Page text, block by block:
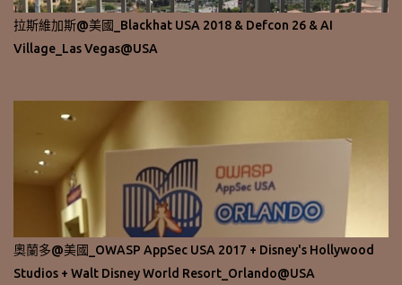
拉斯維加斯@美國_Blackhat USA 2018 & Defcon 26 & AI
Village_Las Vegas@USA
奧蘭多@美國_OWASP AppSec USA 2017 + Disney's Hollywood
Studios + Walt Disney World Resort_Orlando@USA